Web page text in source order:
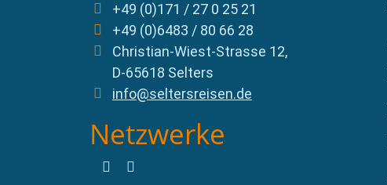
+49 (0)171 / 27 0 25 21
+49 (0)6483 / 80 66 28
Christian-Wiest-Strasse 12,
D-65618 Selters
info@seltersreisen.de
Netzwerke